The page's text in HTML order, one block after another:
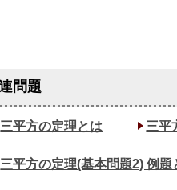
三平方の定理とは 三平
三平方の定理(基本問題2)例題